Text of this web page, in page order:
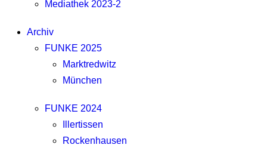
Mediathek 2023-2
Archiv
FUNKE 2025
Marktredwitz
München
FUNKE 2024
Illertissen
Rockenhausen